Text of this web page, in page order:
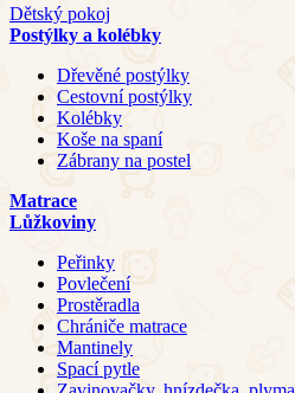
Dětský pokoj
Postýlky a kolébky
Dřevěné postýlky
Cestovní postýlky
Kolébky
Koše na spaní
Zábrany na postel
Matrace
Lůžkoviny
Peřinky
Povlečení
Prostěradla
Chrániče matrace
Mantinely
Spací pytle